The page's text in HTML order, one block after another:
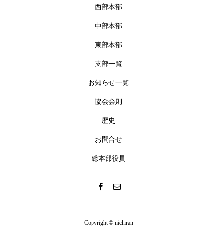
西部本部
中部本部
東部本部
支部一覧
お知らせ一覧
協会会則
歴史
お問合せ
総本部役員
Copyright © nichiran